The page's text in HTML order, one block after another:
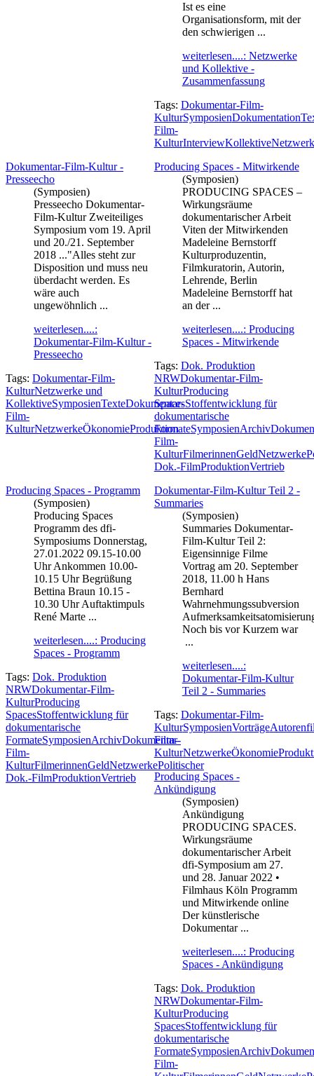
Ist es eine
Organisationsform, mit der
den schwierigen ...
weiterlesen....: Netzwerke
und Kollektive -
Zusammenfassung
Tags: Dokumentar-Film-
KulturSymposienDokumentation
Film-
KulturInterviewKollektive
Dokumentar-Film-Kultur -
Presseecho
(Symposien)
Presseecho Dokumentar-
Film-Kultur Zweiteiliges
Symposium vom 19. April
und 20./21. September
2018 ..."Alles steht zur
Disposition und muss neu
überdacht werden. Es
wäre auch
ungewöhnlich ...
weiterlesen....:
Dokumentar-Film-Kultur -
Presseecho
Tags: Dokumentar-Film-
KulturNetzwerke und
KollektiveSymposienTexteDokumentar-
Film-
KulturNetzwerkeÖkonomieProduktion
Producing Spaces - Mitwirkende
(Symposien)
PRODUCING SPACES –
Wirkungsräume
dokumentarischer Arbeit
Viten der Mitwirkenden
Madeleine Bernstorff
Kulturproduzentin,
Filmkuratorin, Autorin,
Lehrende, Berlin
Madeleine Bernstorff hat
an der ...
weiterlesen....: Producing
Spaces - Mitwirkende
Tags: Dok. Produktion
NRWDokumentar-Film-
KulturProducing
SpacesStoffentwicklung für
dokumentarische
FormateSymposienArchiv
Film-
KulturFilmerinnenGeldNetzwerke
Dok.-FilmProduktionVertrieb
Producing Spaces - Programm
(Symposien)
Producing Spaces
Programm des dfi-
Symposiums Donnerstag,
27.01.2022 09.15-10.00
Uhr Ankommen 10.00-
10.15 Uhr Begrüßung
Bettina Braun 10.15 -
10.30 Uhr Auftaktimpuls
René Marte ...
weiterlesen....: Producing
Spaces - Programm
Tags: Dok. Produktion
NRWDokumentar-Film-
KulturProducing
SpacesStoffentwicklung für
dokumentarische
FormateSymposienArchivDokumentar-
Film-
KulturFilmerinnenGeldNetzwerkePolitischer
Dok.-FilmProduktionVertrieb
Dokumentar-Film-Kultur Teil 2 -
Summaries
(Symposien)
Summaries Dokumentar-
Film-Kultur Teil 2:
Eigensinnige Filme
Vortrag am 20. September
2018, 11.00 h Hans
Bernhard
Wahrnehmungssubversion
Noch bis vor Kurzem war
...
weiterlesen....:
Dokumentar-Film-Kultur
Teil 2 - Summaries
Tags: Dokumentar-Film-
KulturSymposienVorträge
Film-
KulturNetzwerkeÖkonomie
Producing Spaces -
Ankündigung
(Symposien)
Ankündigung
PRODUCING SPACES.
Wirkungsräume
dokumentarischer Arbeit
dfi-Symposium am 27.
und 28. Januar 2022 •
Filmhaus Köln Programm
und Mitwirkende online
Der künstlerische
Dokumentar ...
weiterlesen....: Producing
Spaces - Ankündigung
Tags: Dok. Produktion
NRWDokumentar-Film-
KulturProducing
SpacesStoffentwicklung für
dokumentarische
FormateSymposienArchiv
Film-